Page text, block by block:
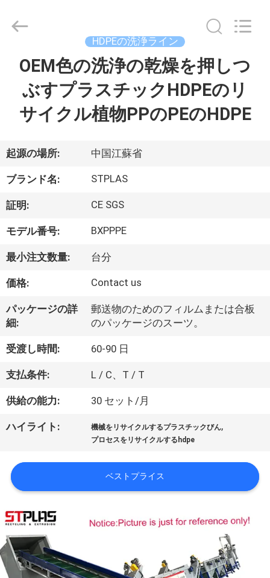
ビ
デ
オ
私
達
に
て
工
旅
品
質
supplier.
Copyright
SUZHOU
MACHINERY
Reserved.
HDPEの洗浄ライン
OEM色の洗浄の乾燥を押しつ
ぶすプラスチックHDPEのリ
サイクル植物PPのPEのHDPE
起源の場所: 中国江蘇省
ブランド名: STPLAS
証明: CE SGS
モデル番号: BXPPPE
最小注文数量: 台分
価格: Contact us
パッケージの詳
細:
郵送物のためのフィルムまたは合板
のパッケージのスーツ。
受渡し時間: 60-90 日
支払条件: L / C、T / T
供給の能力: 30 セット/月
ハイライト: 機械をリサイクルするプラスチックびん,
プロセスをリサイクルするhdpe
ベストプライス